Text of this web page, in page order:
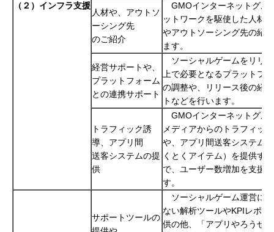
（２）インフラ支援
人材や、アウトソ
ーシング先
のご紹介
GMOインターネットグル
ットワークを駆使した人材
やアウトソーシング先の紹
ます。
経営サポートや、
プラットフォーム
との連携サポート
ソーシャルゲームをリリ
上で必要となるプラットフ
の調整や、リリース後の経
トなどを行います。
トラフィック誘
導、アプリ間
送客システムの提
供
GMOインターネットグル
メディアからのトラフィッ
や、アプリ間送客システム
くとくアイテム）を提供す
で、ユーザー数増加を支援
す。
サポートツールの
ソーシャルゲーム運営に
ない解析ツールやKPIレポー
供の他、「アプリやろうぜ